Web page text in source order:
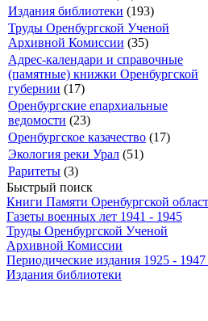
Издания библиотеки (193)
Труды Оренбургской Ученой
Архивной Комиссии (35)
Адрес-календари и справочные
(памятные) книжки Оренбургской
губернии (17)
Оренбургские епархиальные
ведомости (23)
Оренбургское казачество (17)
Экология реки Урал (51)
Раритеты (3)
Быстрый поиск
Книги Памяти Оренбургской
Газеты военных лет 1941 - 1945
Труды Оренбургской Ученой
Архивной Комиссии
Периодические издания 1925 - 1947
Издания библиотеки